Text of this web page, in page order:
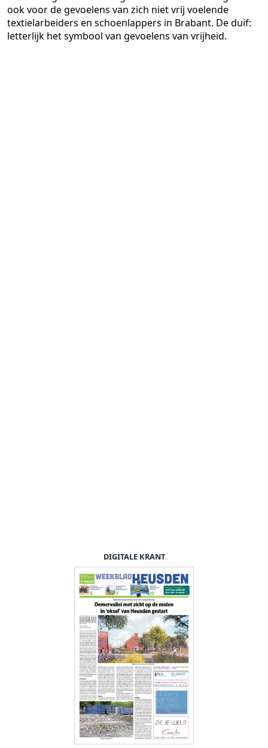
ook voor de gevoelens van zich niet vrij voelende
textielarbeiders en schoenlappers in Brabant. De duif:
letterlijk het symbool van gevoelens van vrijheid.
DIGITALE KRANT